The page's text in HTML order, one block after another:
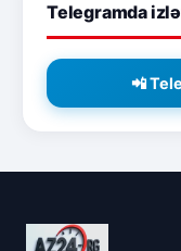
Telegramda
📲